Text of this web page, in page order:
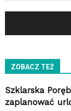
ZOBACZ TEŻ
Szklarska
zaplanować